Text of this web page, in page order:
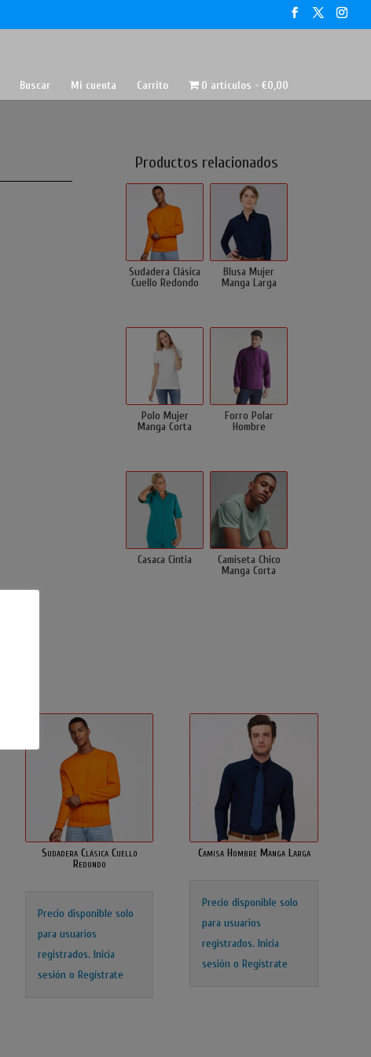
Buscar Mi cuenta Carrito 0 artículos €0,00
Productos relacionados
Sudadera Clásica
Cuello Redondo
Blusa Mujer
Manga Larga
Polo Mujer
Manga Corta
Forro Polar
Hombre
Casaca Cintia
Camiseta Chico
Manga Corta
Sudadera Clásica Cuello
Redondo
Precio disponible solo
para usuarios
registrados.Inicia
sesión o Regístrate
Camisa Hombre Manga Larga
Precio disponible solo
para usuarios
registrados.Inicia
sesión o Regístrate